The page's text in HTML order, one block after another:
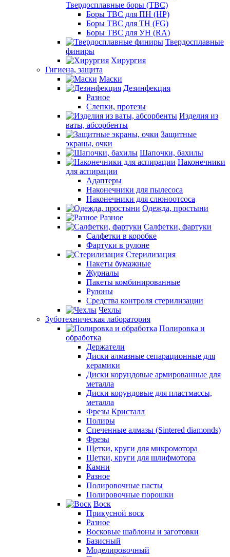
Твердосплавные боры (ТВС)
Боры ТВС для ПН (HP)
Боры ТВС для ТН (FG)
Боры ТВС для УН (RA)
Твердосплавные
финиры
Хирургия
Гигиена, защита
Маски
Дезинфекция
Разное
Слепки, протезы
Изделия из
ваты, абсорбенты
Защитные
экраны, очки
Шапочки, бахилы
Наконечники
для аспирации
Адаптеры
Наконечники для пылесоса
Наконечники для слюноотсоса
Одежда, простыни
Разное
Салфетки, фартуки
Салфетки в коробке
Фартуки в рулоне
Стерилизация
Пакеты бумажные
Журналы
Пакеты комбинированные
Рулоны
Средства контроля стерилизации
Чехлы
Зуботехническая лаборатория
Полировка и
обработка
Держатели
Диски алмазные сепарационные для
керамики
Диски корундовые армированные для
металла
Диски корундовые для пластмассы,
металла
Фрезы Кристалл
Полиры
Спеченные алмазы (Sintered diamonds)
Фрезы
Щетки, круги для микромотора
Щетки, круги для шлифмотора
Камни
Разное
Полировочные пасты
Полировочные порошки
Воск
Прикусной воск
Разное
Восковые шаблоны и заготовки
Базисный
Моделировочный